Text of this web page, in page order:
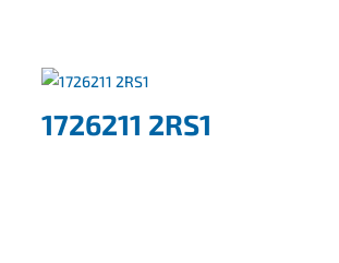
1726211 2RS1